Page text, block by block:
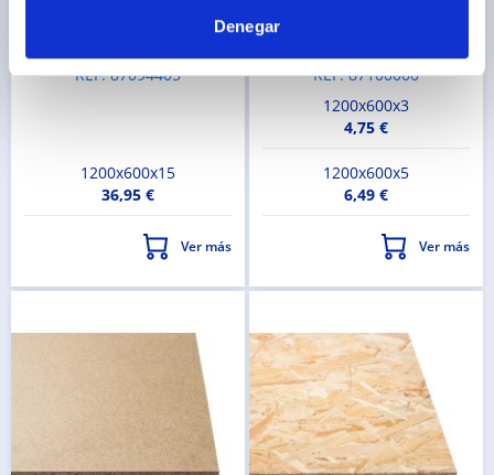
Denegar
REF. 87094405
1200x600x15
36,95 €
Ver más
Pieza Tablero Duolite Mdf
REF. 87100000
1200x600x3
4,75 €
1200x600x5
6,49 €
Ver más